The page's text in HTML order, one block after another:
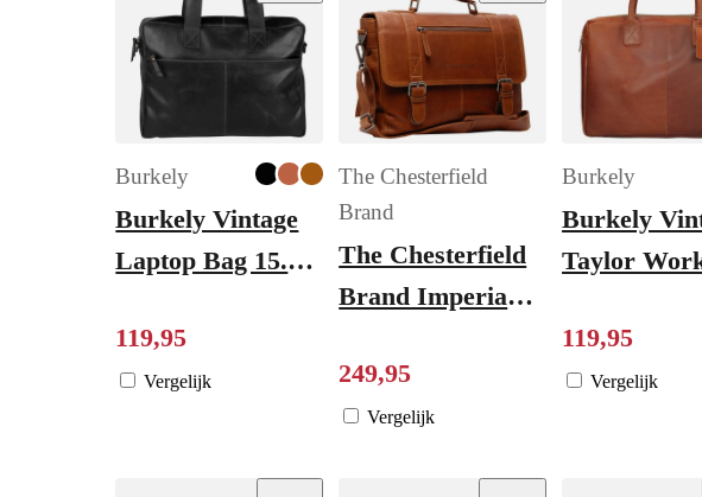
Burkely
Burkely Vintage
Laptop Bag 15.6"
119,95
Vergelijk
The Chesterfield
Brand
The Chesterfield
Brand Imperia
249,95
Vergelijk
Burkely
Burkely
Taylor
119,95
Vergelijk